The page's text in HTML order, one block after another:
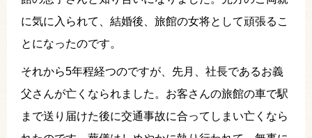
に気に入られて、結婚後、旅館の女将として頑張るこ
とになったのです。
それから5年程経つのですが、先月、社長であるお義
父さんが亡くなられました。お客さんの旅館の車で駅
まで送り届けた後に交通事故に合ってしまい亡くなら